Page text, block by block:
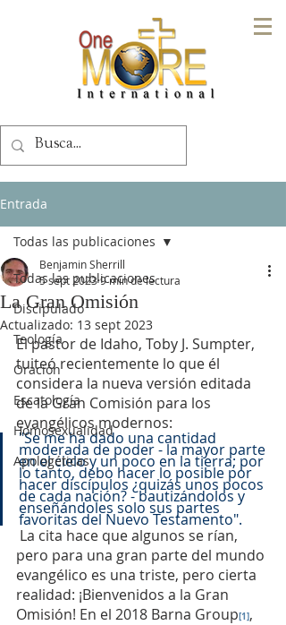
Entrada
Todas las publicaciones
Discipulado
Teología
Oración
Escatología
Homosexualidad
Apologéticas
Todas las publicaciones
La Gran Omisión
Benjamin Sherrill
5 sept 2023 9 min de lectura
Actualizado: 13 sept 2023
El pastor de Idaho, Toby J. Sumpter,
tuiteó recientemente lo que él
considera la nueva versión editada
de la Gran Comisión para los
evangélicos modernos:
"Se me ha dado una cantidad
moderada de poder - la mayor parte
en el cielo y un poco en la tierra; por
lo tanto, debo hacer lo posible por
hacer discípulos ¿quizás unos pocos
de cada nación? - bautizándolos y
enseñándoles solo sus partes
favoritas del Nuevo Testamento".
pero para una gran parte del mundo
evangélico es una triste, pero cierta
realidad: ¡Bienvenidos a la Gran
Omisión! En el 2018 Barna Group[1],